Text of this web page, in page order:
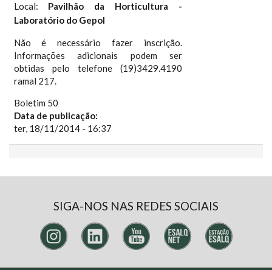
Local: Pavilhão da Horticultura -
Laboratório do Gepol
Não é necessário fazer inscrição.
Informações adicionais podem ser
obtidas pelo telefone (19)3429.4190
ramal 217.
Boletim 50
Data de publicação:
ter, 18/11/2014 - 16:37
SIGA-NOS NAS REDES SOCIAIS